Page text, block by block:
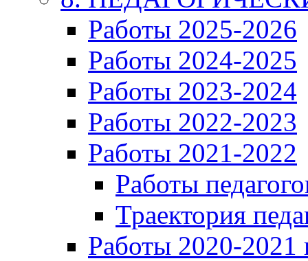
Работы 2025-2026
Работы 2024-2025
Работы 2023-2024
Работы 2022-2023
Работы 2021-2022
Работы
Траектория
Работы 2020-2021